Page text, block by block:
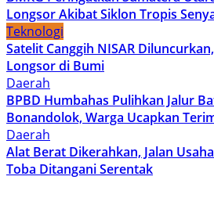
Longsor Akibat Siklon Tropis
Teknologi
Satelit Canggih NISAR
Longsor di Bumi
Daerah
BPBD Humbahas Pulihkan Jalur
Bonandolok, Warga Ucapkan
Daerah
Alat Berat Dikerahkan, Jalan
Toba Ditangani Serentak